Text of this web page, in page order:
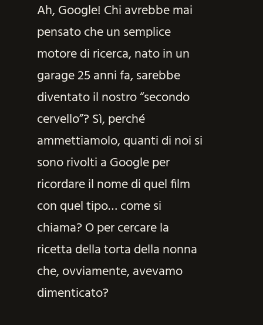
Ah, Google! Chi avrebbe mai
pensato che un semplice
motore di ricerca, nato in un
garage 25 anni fa, sarebbe
diventato il nostro “secondo
cervello”? Sì, perché
ammettiamolo, quanti di noi si
sono rivolti a Google per
ricordare il nome di quel film
con quel tipo… come si
chiama? O per cercare la
ricetta della torta della nonna
che, ovviamente, avevamo
dimenticato?